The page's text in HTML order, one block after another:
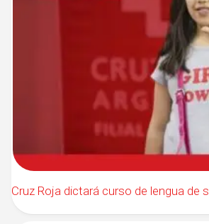
Cruz Roja dictará curso de lengua de